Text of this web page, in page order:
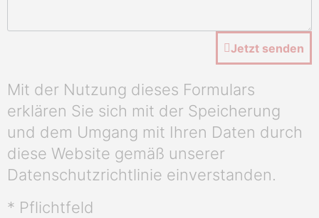
Jetzt senden
Mit der Nutzung dieses Formulars
erklären Sie sich mit der Speicherung
und dem Umgang mit Ihren Daten durch
diese Website gemäß unserer
Datenschutzrichtlinie einverstanden.
* Pflichtfeld